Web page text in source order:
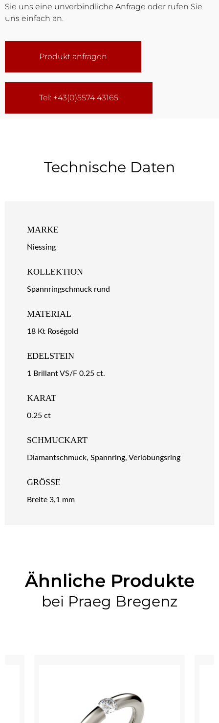
Sie uns eine unverbindliche Anfrage oder rufen Sie
uns einfach an.
Produkt anfragen
Tel: +43(0)5574 43165
Technische Daten
MARKE
Niessing
KOLLEKTION
Spannringschmuck rund
MATERIAL
18 Kt Roségold
EDELSTEIN
1 Brillant VS/F 0.25 ct.
KARAT
0.25 ct
SCHMUCKART
Diamantschmuck, Spannring, Verlobungsring
GRÖSSE
Breite 3,1 mm
Ähnliche Produkte
bei Praeg Bregenz